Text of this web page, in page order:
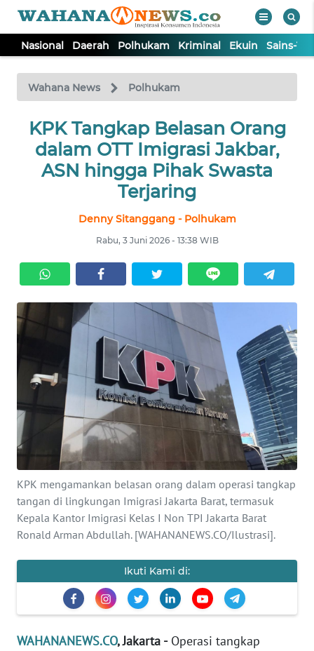
Nasional Daerah Polhukam Kriminal Ekuin Sains-
Wahana News Polhukam
KPK Tangkap Belasan Orang
dalam OTT Imigrasi Jakbar,
ASN hingga Pihak Swasta
Terjaring
Denny Sitanggang - Polhukam
Rabu, 3 Juni 2026 - 13:38 WIB
KPK mengamankan belasan orang dalam operasi tangkap
tangan di lingkungan Imigrasi Jakarta Barat, termasuk
Kepala Kantor Imigrasi Kelas I Non TPI Jakarta Barat
Ronald Arman Abdullah. [WAHANANEWS.CO/Ilustrasi].
Ikuti Kami di:
WAHANANEWS.CO, Jakarta -Operasi tangkap
TV
Tutup
NASIONAL
DAERAH
EKUIN
SAINS-TEKNO
KESEHATAN
INTERNASIONAL
SERBA-SERBI
PENDIDIKAN
OLAHRAGA
OPINI
EDITORIAL
Informasi